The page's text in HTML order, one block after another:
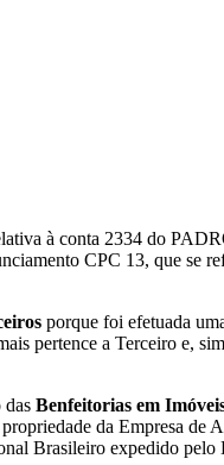
à conta 2334 do
CPC 13, que
porque foi efetuada
a Terceiro e,
das Benfeitorias em
da Empresa
Brasileiro expedido pelo